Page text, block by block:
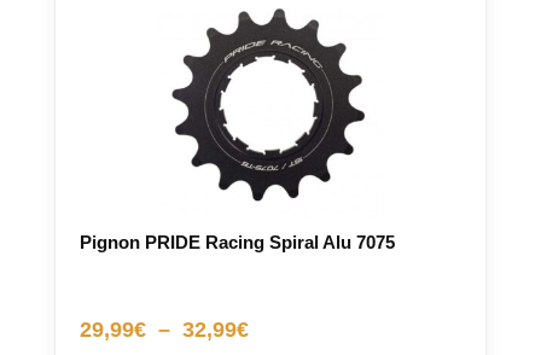
Pignon PRIDE Racing Spiral Alu 7075
29,99€ – 32,99€Plage